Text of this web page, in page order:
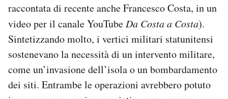
raccontata di recente anche Francesco Costa, in un
video per il canale YouTube Da Costa a Costa).
Sintetizzando molto, i vertici militari statunitensi
sostenevano la necessità di un intervento militare,
come un’invasione dell’isola o un bombardamento
dei siti. Entrambe le operazioni avrebbero potuto